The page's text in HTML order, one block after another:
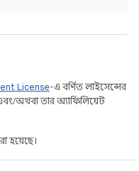
License-এ বর্ণিত লাইসেন্সের
অথবা তার অ্যাফিলিয়েট
হয়েছে।